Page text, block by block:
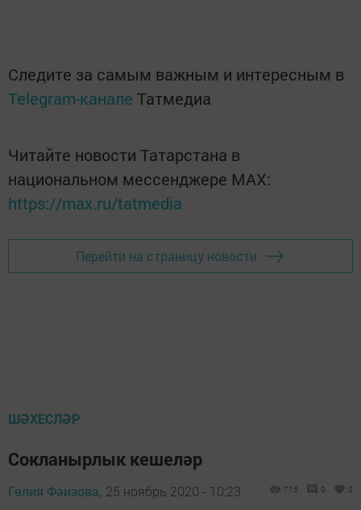
Следите за самым важным и интересным в
Telegram-канале Татмедиа
Читайте новости Татарстана в
национальном мессенджере MАХ:
https://max.ru/tatmedia
Перейти на страницу новости
ШӘХЕСЛӘР
Сокланырлык кешеләр
Гөлия Фәизова, 25 ноябрь 2020 - 10:23 715 0 0